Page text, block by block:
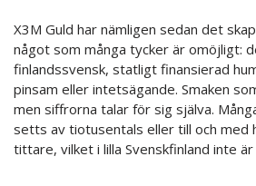
X3M Guld har nämligen sedan det
något som många tycker är omöjligt:
finlandssvensk, statligt finansierad
pinsam eller intetsägande. Smaken
men siffrorna talar för sig själva.
setts av tiotusentals eller till och med
tittare, vilket i lilla Svenskfinland inte